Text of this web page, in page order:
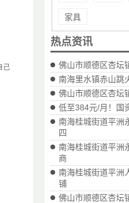
家具
热点资讯
佛山市顺德区杏坛
南海里水镇赤山跳
佛山市顺德区杏坛
低至384元/月！国
南海桂城街道平洲
四
南海桂城街道平洲
商
南海桂城街道平洲
铺
佛山市顺德区杏坛
己